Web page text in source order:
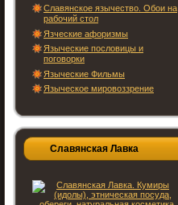
Славянское язычество. Обои на
рабочий стол
Язческие афоризмы
Языческие пословицы и
поговорки
Языческие Фильмы
Языческое мировоззрение
Славянская Лавка